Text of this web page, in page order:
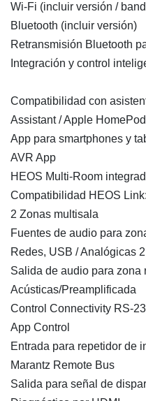
Wi-Fi (incluir versión /
Bluetooth (incluir versión)
Retransmisión Bluetooth
Integración y control
Compatibilidad con
Assistant / Apple HomePod
App para smartphones y
AVR App
HEOS Multi-Room
Compatibilidad HEOS
2 Zonas multisala
Fuentes de audio para
Redes, USB / Analógicas
Salida de audio para zona
Acústicas/Preamplificada
Control Connectivity RS-
App Control
Entrada para repetidor de
Marantz Remote Bus
Salida para señal de